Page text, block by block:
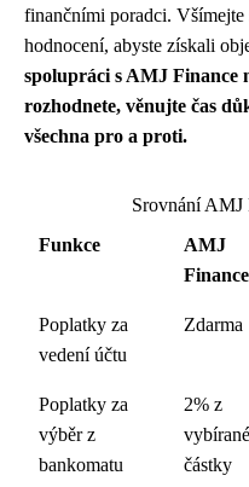
finančními poradci.
hodnocení, abyste získali
spolupráci s AMJ Finance
rozhodnete, věnujte čas
všechna pro a proti.
Srovnání AMJ
Funkce
AMJ
Finance
Poplatky za
vedení účtu
Zdarma
Poplatky za
výběr z
bankomatu
2% z
vybírané
částky